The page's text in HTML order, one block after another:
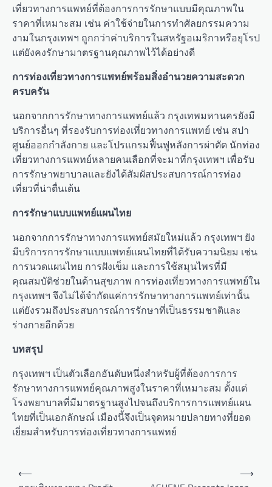
เที่ยวทางการแพทย์ที่ต้องการการรักษาแบบมีคุณภาพใน
ราคาที่เหมาะสม เช่น ค่าใช้จ่ายในการทำศัลยกรรมความ
งามในกรุงเทพฯ ถูกกว่าค่าบริการในสหรัฐอเมริกาหรือยุโรป
แต่ยังคงรักษามาตรฐานคุณภาพไว้ได้อย่างดี
การท่องเที่ยวทางการแพทย์พร้อมสิ่งอำนวยความสะดวก
ครบครัน
นอกจากการรักษาทางการแพทย์แล้ว กรุงเทพมหานครยังมี
บริการอื่นๆ ที่รองรับการท่องเที่ยวทางการแพทย์ เช่น สปา
ศูนย์ออกกำลังกาย และโปรแกรมฟื้นฟูหลังการผ่าตัด นักท่อง
เที่ยวทางการแพทย์หลายคนเลือกที่จะมาที่กรุงเทพฯ เพื่อรับ
การรักษาพยาบาลและยังได้สัมผัสประสบการณ์การท่อง
เที่ยวที่น่าตื่นเต้น
การรักษาแบบแพทย์แผนไทย
นอกจากการรักษาทางการแพทย์สมัยใหม่แล้ว กรุงเทพฯ ยัง
มีบริการการรักษาแบบแพทย์แผนไทยที่ได้รับความนิยม เช่น
การนวดแผนไทย การฝังเข็ม และการใช้สมุนไพรที่มี
คุณสมบัติช่วยในด้านสุขภาพ การท่องเที่ยวทางการแพทย์ใน
กรุงเทพฯ จึงไม่ได้จำกัดแค่การรักษาทางการแพทย์เท่านั้น
แต่ยังรวมถึงประสบการณ์การรักษาที่เป็นธรรมชาติและ
ร่างกายอีกด้วย
บทสรุป
กรุงเทพฯ เป็นตัวเลือกอันดับหนึ่งสำหรับผู้ที่ต้องการการ
รักษาทางการแพทย์คุณภาพสูงในราคาที่เหมาะสม ตั้งแต่
โรงพยาบาลที่มีมาตรฐานสูงไปจนถึงบริการการแพทย์แผน
ไทยที่เป็นเอกลักษณ์ เมืองนี้จึงเป็นจุดหมายปลายทางที่ยอด
เยี่ยมสำหรับการท่องเที่ยวทางการแพทย์
⟵
⟶